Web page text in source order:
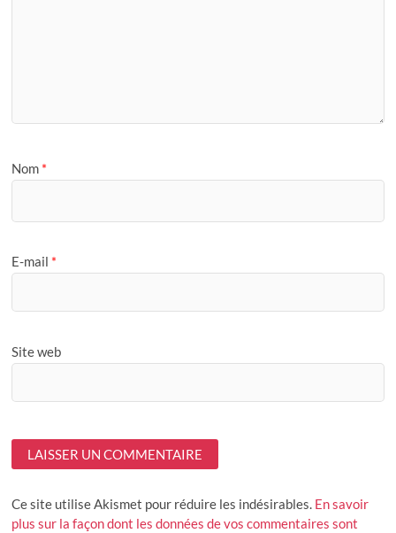
Nom *
E-mail *
Site web
Ce site utilise Akismet pour réduire les indésirables. En savoir
plus sur la façon dont les données de vos commentaires sont